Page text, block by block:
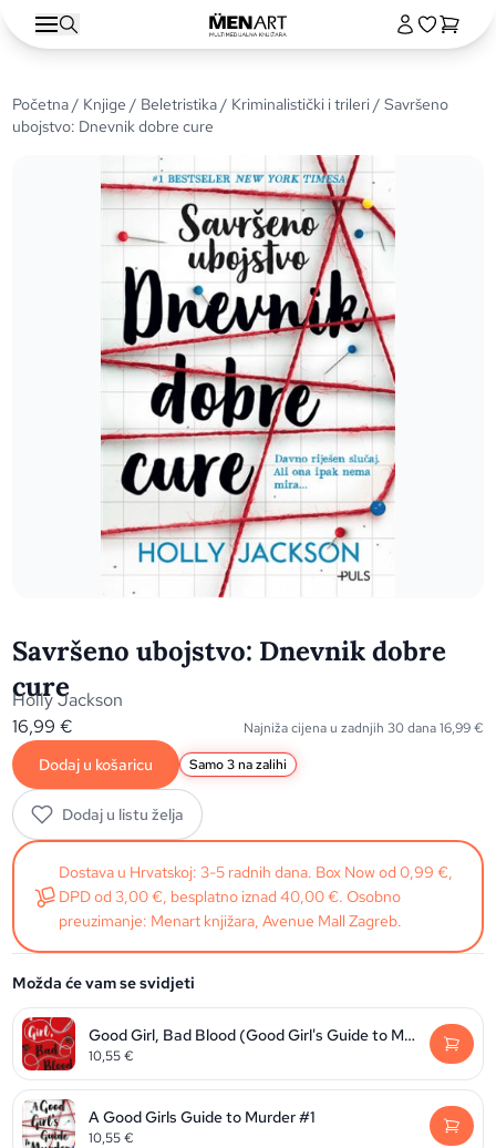
Početna/ Knjige / Beletristika/ Kriminalistički i trileri/ Savršeno
ubojstvo: Dnevnik dobre cure
Savršeno ubojstvo: Dnevnik dobre
cure
Holly Jackson
16,99€ Najniža cijena u zadnjih 30 dana16,99€
Dodaj u košaricu Samo 3 na zalihi
Dodaj u listu želja
Dostava u Hrvatskoj: 3-5 radnih dana. Box Now od 0,99 €,
DPD od 3,00 €, besplatno iznad 40,00 €. Osobno
preuzimanje: Menart knjižara, Avenue Mall Zagreb.
Možda će vam se svidjeti
Good Girl, Bad Blood (Good Girl's Guide to Murder #02)
10,55€
A Good Girls Guide to Murder #1
10,55€